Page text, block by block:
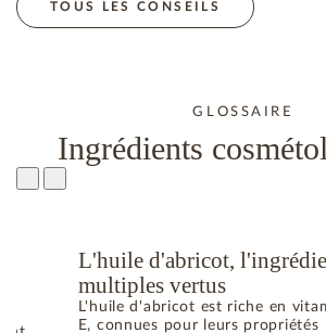
TOUS LES CONSEILS
GLOSSAIRE
Ingrédients
L'huile d'abricot,
multiples vertus
L'huile d'abricot est riche en
E, connues pour leurs propriétés